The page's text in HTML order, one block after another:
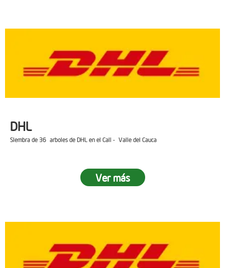
DHL
Siembra de 36 arboles de DHL en el Cali - Valle del Cauca
Ver más